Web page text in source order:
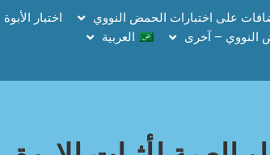
على اختبارات الحمض النووي
اختبار
النووي – آخرى
العربية